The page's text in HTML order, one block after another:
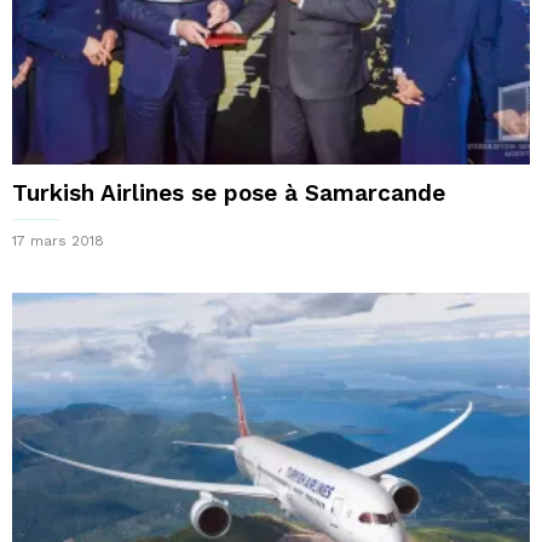
Turkish Airlines se pose à Samarcande
17 mars 2018